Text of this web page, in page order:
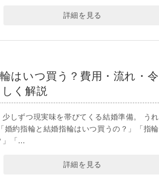
詳細を見る
はいつ買う？費用・流れ・令
く解説
しずつ現実味を帯びてくる結婚準備。 うれ
婚約指輪と結婚指輪はいつ買うの？」「指輪
」「…
詳細を見る